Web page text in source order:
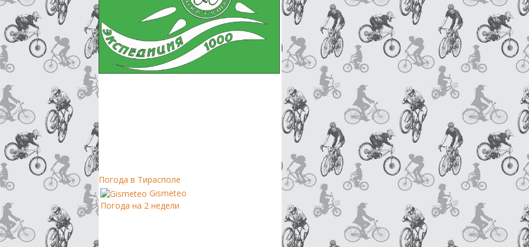
Погода в Тирасполе
Gismeteo
Погода на 2 недели